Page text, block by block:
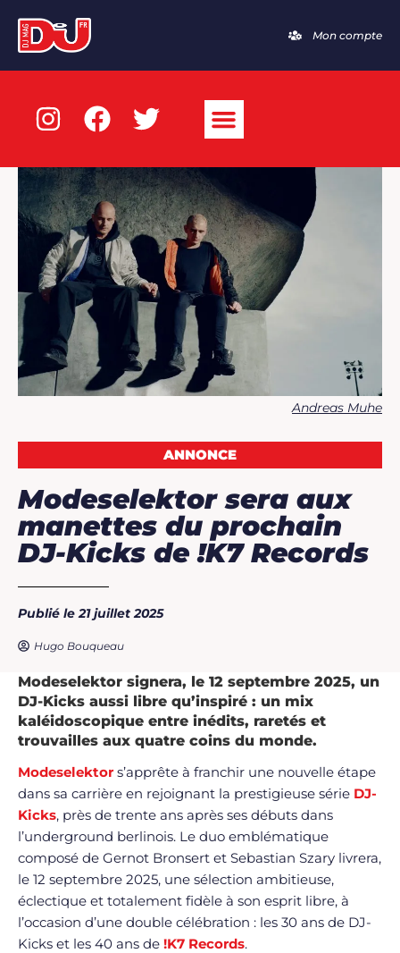
Mon compte
Andreas Muhe
ANNONCE
Modeselektor sera aux
manettes du prochain
DJ-Kicks de !K7 Records
Publié le 21 juillet 2025
Hugo Bouqueau
Modeselektor signera, le 12 septembre 2025, un
DJ-Kicks aussi libre qu’inspiré : un mix
kaléidoscopique entre inédits, raretés et
trouvailles aux quatre coins du monde.
Modeselektor s’apprête à franchir une nouvelle étape
dans sa carrière en rejoignant la prestigieuse série DJ-
Kicks, près de trente ans après ses débuts dans
l’underground berlinois. Le duo emblématique
composé de Gernot Bronsert et Sebastian Szary livrera,
le 12 septembre 2025, une sélection ambitieuse,
éclectique et totalement fidèle à son esprit libre, à
l’occasion d’une double célébration : les 30 ans de DJ-
Kicks et les 40 ans de !K7 Records.